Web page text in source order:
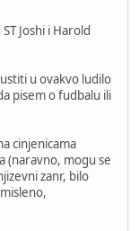
Joshi i Harold
u ovakvo ludilo
pisem o fudbalu ili
cinjenicama
(naravno, mogu se
zanr, bilo